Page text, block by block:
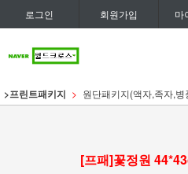
로그인 회원가입 마
>프린트패키지 원단패키지(액자,족자,병
[프패]꽃정원